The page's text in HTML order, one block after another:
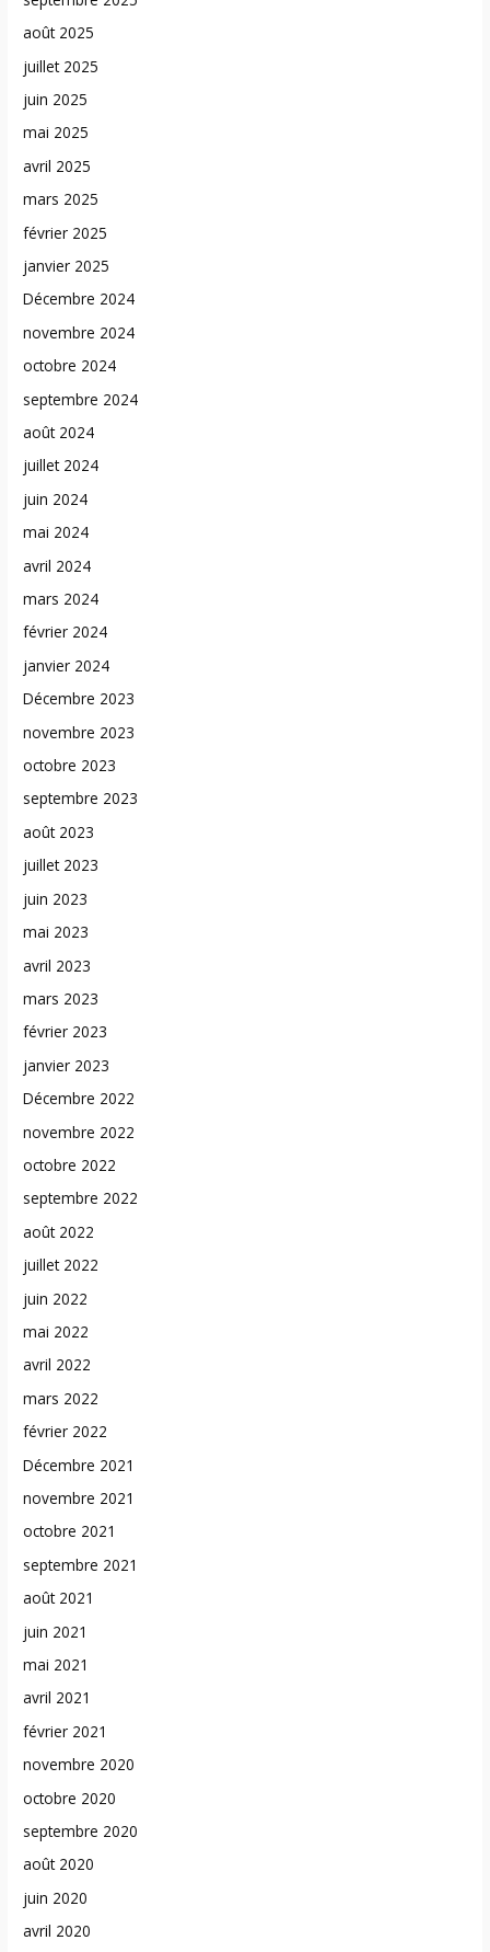
août 2025
juillet 2025
juin 2025
mai 2025
avril 2025
mars 2025
février 2025
janvier 2025
Décembre 2024
novembre 2024
octobre 2024
septembre 2024
août 2024
juillet 2024
juin 2024
mai 2024
avril 2024
mars 2024
février 2024
janvier 2024
Décembre 2023
novembre 2023
octobre 2023
septembre 2023
août 2023
juillet 2023
juin 2023
mai 2023
avril 2023
mars 2023
février 2023
janvier 2023
Décembre 2022
novembre 2022
octobre 2022
septembre 2022
août 2022
juillet 2022
juin 2022
mai 2022
avril 2022
mars 2022
février 2022
Décembre 2021
novembre 2021
octobre 2021
septembre 2021
août 2021
juin 2021
mai 2021
avril 2021
février 2021
novembre 2020
octobre 2020
septembre 2020
août 2020
juin 2020
avril 2020